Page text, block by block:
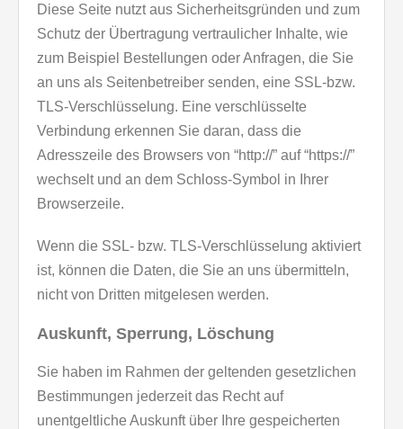
Diese Seite nutzt aus Sicherheitsgründen und zum
Schutz der Übertragung vertraulicher Inhalte, wie
zum Beispiel Bestellungen oder Anfragen, die Sie
an uns als Seitenbetreiber senden, eine SSL-bzw.
TLS-Verschlüsselung. Eine verschlüsselte
Verbindung erkennen Sie daran, dass die
Adresszeile des Browsers von “http://” auf “https://”
wechselt und an dem Schloss-Symbol in Ihrer
Browserzeile.
Wenn die SSL- bzw. TLS-Verschlüsselung aktiviert
ist, können die Daten, die Sie an uns übermitteln,
nicht von Dritten mitgelesen werden.
Auskunft, Sperrung, Löschung
Sie haben im Rahmen der geltenden gesetzlichen
Bestimmungen jederzeit das Recht auf
unentgeltliche Auskunft über Ihre gespeicherten